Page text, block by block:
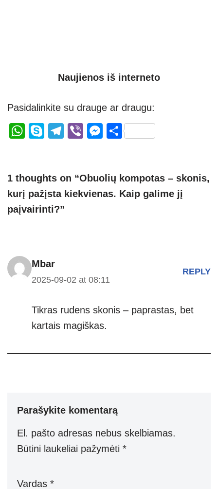
Naujienos iš interneto
Pasidalinkite su drauge ar draugu:
W
s
A
p
S
e
T
gr
a
m
Vi
M
e
n
S
e
1 thoughts on “Obuolių kompotas – skonis,
kurį pažįsta kiekvienas. Kaip galime jį
paįvairinti?”
Mbar
2025-09-02 at 08:11
REPLY
Tikras rudens skonis – paprastas, bet
kartais magiškas.
Parašykite komentarą
El. pašto adresas nebus skelbiamas.
Būtini laukeliai pažymėti *
Vardas *